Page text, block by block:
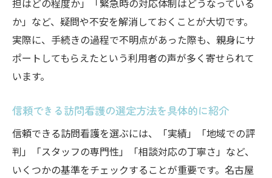
担はどの程度か」「緊急時の対応体制はどうなっている
か」など、疑問や不安を解消しておくことが大切です。
実際に、手続きの過程で不明点があった際も、親身にサ
ポートしてもらえたという利用者の声が多く寄せられて
います。
信頼できる訪問看護の選定方法を具体的に紹介
信頼できる訪問看護を選ぶには、「実績」「地域での評
判」「スタッフの専門性」「相談対応の丁寧さ」など、
いくつかの基準をチェックすることが重要です。名古屋